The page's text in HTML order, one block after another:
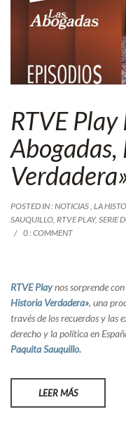
RTVE Play
POSTED IN :NOTICIAS LA
SAUQUILLO RTVE PLAY, SERIE
0 : COMMENT
RTVE Playnos sorprende
Historia Verdadera», una
través de los recuerdos y las
derecho y la política en
Paquita Sauquillo.
LEER MÁS